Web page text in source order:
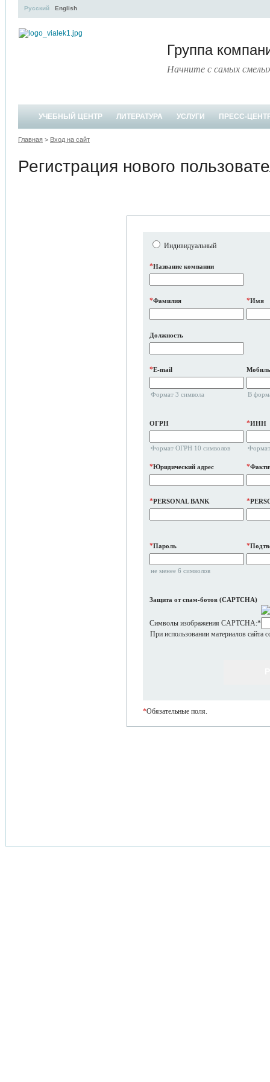
Группа
Начните с самых
Русский English
УЧЕБНЫЙ ЦЕНТР ЛИТЕРАТУРА УСЛУГИ ПРЕСС-
Главная > Вход на сайт
Регистрация нового
Индивидуальный
*Название компании
*Фамилия *Имя
Должность
*E-mail
Формат 3 символа В
ОГРН
Формат ОГРН 10 символов
*ИНН
*Юридический адрес *
*PERSONAL BANK *
*Пароль
не менее 6 символов
*
Защита от спам-ботов (CAPTCHA)
Символы изображения CAPTCHA:*
При использовании материалов сайта
*Обязательные поля.